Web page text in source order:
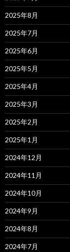
2025年8月
2025年7月
2025年6月
2025年5月
2025年4月
2025年3月
2025年2月
2025年1月
2024年12月
2024年11月
2024年10月
2024年9月
2024年8月
2024年7月